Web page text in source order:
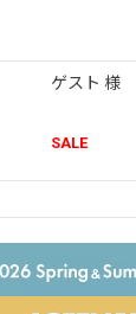
SALE
ゲスト 様